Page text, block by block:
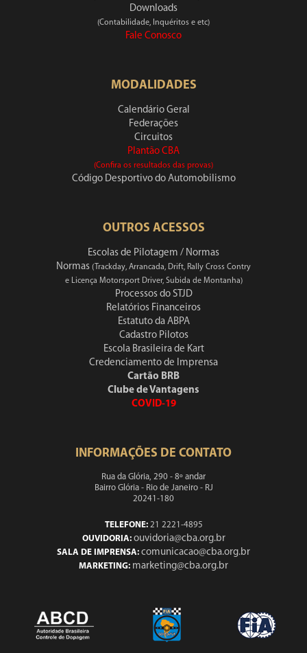
Downloads
(Contabilidade, Inquéritos e etc)
Fale Conosco
MODALIDADES
Calendário Geral
Federações
Circuitos
Plantão CBA
(Confira os resultados das provas)
Código Desportivo do Automobilismo
OUTROS ACESSOS
Escolas de Pilotagem / Normas
Normas (Trackday, Arrancada, Drift, Rally Cross Contry
e Licença Motorsport Driver, Subida de Montanha)
Processos do STJD
Relatórios Financeiros
Estatuto da ABPA
Cadastro Pilotos
Escola Brasileira de Kart
Credenciamento de Imprensa
Cartão BRB
Clube de Vantagens
COVID-19
INFORMAÇÕES DE CONTATO
Rua da Glória, 290 - 8º andar
Bairro Glória - Rio de Janeiro - RJ
20241-180
TELEFONE:21 2221-4895
OUVIDORIA: ouvidoria@cba.org.br
SALA DE IMPRENSA: comunicacao@cba.org.br
MARKETING: marketing@cba.org.br